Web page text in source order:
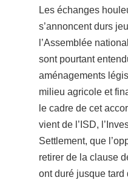
Les échanges
s’annoncent durs
l’Assemblée
sont pourtant
aménagements
milieu agricole et
le cadre de cet
vient de l’ISD,
Settlement, que
retirer de la clause
ont duré jusque tard